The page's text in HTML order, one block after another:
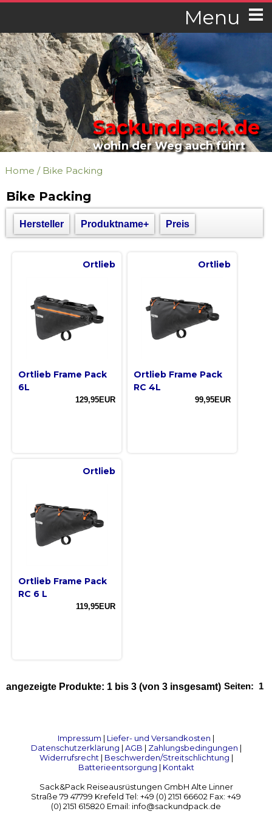
Menu
Sackundpack.de
wohin der Weg auch führt
Home / Bike Packing
Bike Packing
Hersteller Produktname+ Preis
Ortlieb
Ortlieb Frame Pack
6L
129,95EUR
Ortlieb
Ortlieb Frame Pack
RC 4L
99,95EUR
Ortlieb
Ortlieb Frame Pack
RC 6 L
119,95EUR
Seiten: 1
angezeigte Produkte: 1 bis 3 (von 3 insgesamt)
Impressum | Liefer- und Versandkosten |
Datenschutzerklärung | AGB | Zahlungsbedingungen |
Widerrufsrecht| Beschwerden/Streitschlichtung |
Batterieentsorgung | Kontakt
Sack&Pack Reiseausrüstungen GmbH Alte Linner
Straße 79 47799 Krefeld Tel: +49 (0) 2151 66602 Fax: +49
(0) 2151 615820 Email: info@sackundpack.de